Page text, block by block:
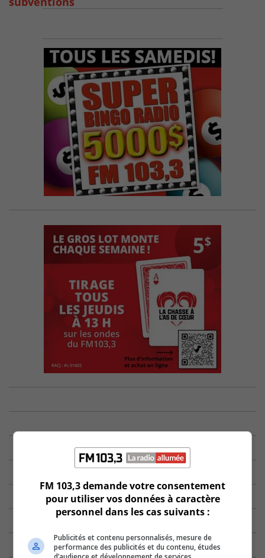
FM 103,3 demande votre consentement
pour utiliser vos données à caractère
personnel dans les cas suivants :
Publicités et contenu personnalisés, mesure de
performance des publicités et du contenu, études